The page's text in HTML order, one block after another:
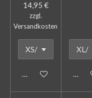
14,95 €
zzgl.
Versandkosten
In den Warenkorb
In